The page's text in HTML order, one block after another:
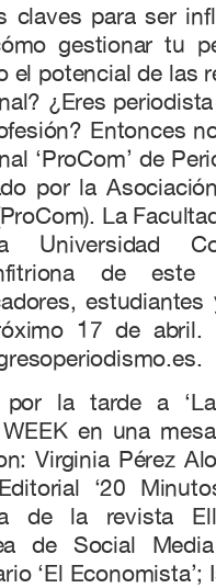
claves para ser
gestionar tu
el potencial de las
¿Eres
Entonces
‘ProCom’ de
por la
La
Universidad
de este
17 de abril.
la tarde a
WEEK en una
Virginia Pérez
‘20
de la revista
de Social
‘El Economista’;